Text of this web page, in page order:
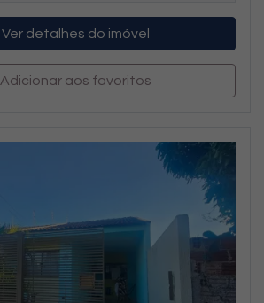
Ver detalhes do imóvel
Adicionar aos favoritos